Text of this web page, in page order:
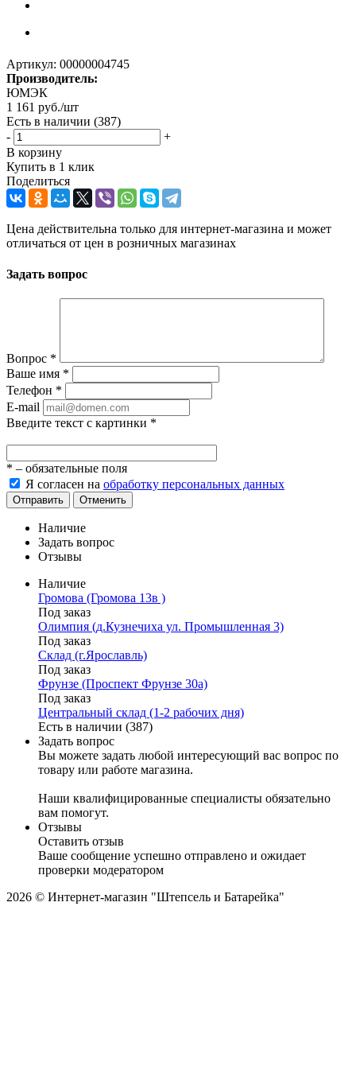
Артикул: 00000004745
Производитель:
ЮМЭК
1 161 руб./шт
Есть в наличии (387)
-
+
В корзину
Купить в 1 клик
Поделиться
Цена действительна только для интернет-магазина и может
отличаться от цен в розничных магазинах
Задать вопрос
Вопрос *
Ваше имя *
Телефон *
E-mail
Введите текст с картинки *
* – обязательные поля
Я согласен на обработку персональных данных
Отправить Отменить
Наличие
Задать вопрос
Отзывы
Наличие
Громова (Громова 13в )
Под заказ
Олимпия (д.Кузнечиха ул. Промышленная 3)
Под заказ
Склад (г.Ярославль)
Под заказ
Фрунзе (Проспект Фрунзе 30а)
Под заказ
Центральный склад (1-2 рабочих дня)
Есть в наличии (387)
Задать вопрос
Вы можете задать любой интересующий вас вопрос по
товару или работе магазина.
Наши квалифицированные специалисты обязательно
вам помогут.
Отзывы
Оставить отзыв
Ваше сообщение успешно отправлено и ожидает
проверки модератором
2026 © Интернет-магазин "Штепсель и Батарейка"